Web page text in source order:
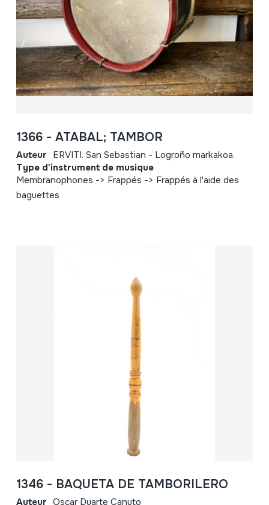
1366 - ATABAL; TAMBOR
Auteur ERVITI. San Sebastian - Logroño markakoa.
Type d'instrument de musique
Membranophones -> Frappés -> Frappés à l'aide des
baguettes
1346 - BAQUETA DE TAMBORILERO
Auteur Oscar Duarte Canuto